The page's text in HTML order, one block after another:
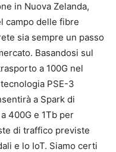
in Nuova Zelanda,
campo delle fibre
sia sempre un passo
Basandosi sul
a 100G nel
PSE-3
a Spark di
400G e 1Tb per
di traffico previste
e lo IoT. Siamo certi